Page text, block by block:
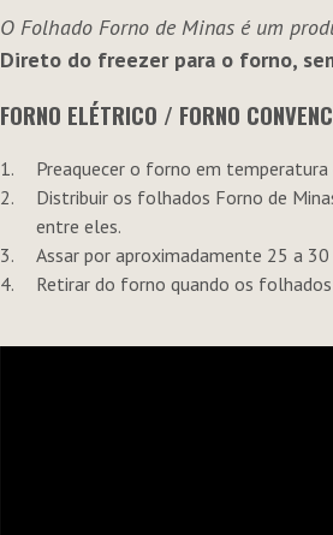
O Folhado Forno de Minas é um
Direto do freezer para o forno,
FORNO ELÉTRICO / FORNO
Preaquecer o forno em
Distribuir os folhados Forno de
entre eles.
Assar por aproximadamente 25 a
Retirar do forno quando os